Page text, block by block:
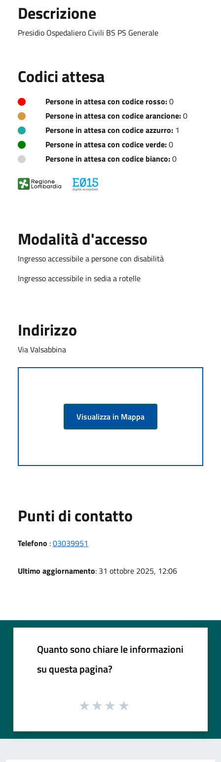
Descrizione
Presidio Ospedaliero Civili BS PS Generale
Codici attesa
Persone in attesa con codice rosso:0
Persone in attesa con codice arancione:0
Persone in attesa con codice azzurro: 1
Persone in attesa con codice verde:0
Persone in attesa con codice bianco:0
Modalità d'accesso
Ingresso accessibile a persone con disabilità
Ingresso accessibile in sedia a rotelle
Indirizzo
Via Valsabbina
Visualizza in Mappa
Punti di contatto
Telefono :03039951
Ultimo aggiornamento: 31 ottobre 2025, 12:06
Quanto sono chiare le informazioni
su questa pagina?